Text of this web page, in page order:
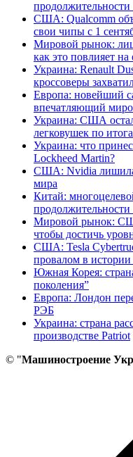
США: Qualcomm
свои чипы с 1
Мировой рынок:
как это повлияет
Украина: Renault
кроссоверы
Европа: новейший
впечатляющий
Украина: США
легковушек по
Украина: что
Lockheed Martin?
США: Nvidia
мира
Китай:
Мировой рынок:
чтобы достичь
США: Tesla
провалом в истории
Южная Корея:
поколения”
Европа: Лондон
РЭБ
Украина: страна
производстве Patriot
© "Машиностроение